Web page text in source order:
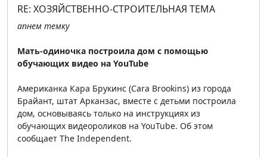
RE: ХОЗЯЙСТВЕННО-СТРОИТЕЛЬНАЯ ТЕМА
апнем темку
Мать-одиночка построила дом с помощью
обучающих видео на YouTube
Американка Кара Брукинс (Cara Brookins) из города
Брайант, штат Арканзас, вместе с детьми построила
дом, основываясь только на инструкциях из
обучающих видеороликов на YouTube. Об этом
сообщает The Independent.